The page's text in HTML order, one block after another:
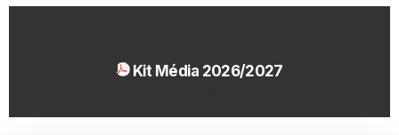
Kit Média 2026/2027